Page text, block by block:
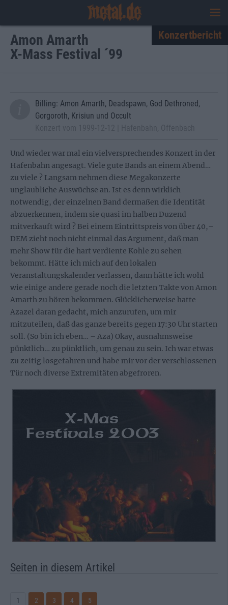
Amon Amarth
X-Mass Festival ´99
Konzertbericht
Billing: Amon Amarth, Deadspawn, God Dethroned,
Gorgoroth, Krisiun und Occult
Und wieder war mal ein vielversprechendes Konzert in der
Hafenbahn angesagt. Viele gute Bands an einem Abend…
zu viele ? Langsam nehmen diese Megakonzerte
unglaubliche Auswüchse an. Ist es denn wirklich
notwendig, der einzelnen Band dermaßen die Identität
abzuerkennen, indem sie quasi im halben Duzend
mitverkauft wird ? Bei einem Eintrittspreis von über 40,–
DEM zieht noch nicht einmal das Argument, daß man
mehr Show für die hart verdiente Kohle zu sehen
bekommt. Hätte ich mich auf den lokalen
Veranstaltungskalender verlassen, dann hätte ich wohl
wie einige andere gerade noch die letzten Takte von Amon
Amarth zu hören bekommen. Glücklicherweise hatte
Azazel daran gedacht, mich anzurufen, um mir
mitzuteilen, daß das ganze bereits gegen 17:30 Uhr starten
soll. (So bin ich eben… – Aza) Okay, ausnahmsweise
pünktlich… zu pünktlich, um genau zu sein. Ich war etwas
zu zeitig losgefahren und habe mir vor der verschlossenen
Tür noch diverse Extremitäten abgefroren.
Seiten in diesem Artikel
1 2 3 4 5